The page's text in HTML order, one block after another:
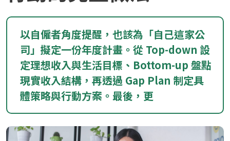
成 就 一 直 前 進 的 你
以自僱者角度提醒，也該為「自己這家公
司」擬定一份年度計畫。從 Top-down 設
定理想收入與生活目標、Bottom-up 盤點
現實收入結構，再透過 Gap Plan 制定具
體策略與行動方案。最後，更